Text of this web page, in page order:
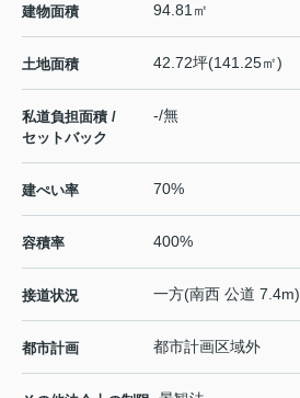
建物面積 94.81㎡
土地面積 42.72坪(141.25㎡)
私道負担面積 /
セットバック
-/無
建ぺい率 70%
容積率 400%
接道状況 一方(南西 公道 7.4m)
都市計画 都市計画区域外